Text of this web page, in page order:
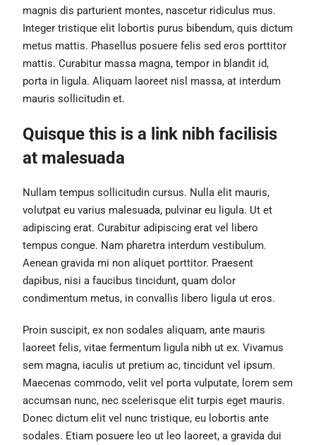
magnis dis parturient montes, nascetur ridiculus mus.
Integer tristique elit lobortis purus bibendum, quis dictum
metus mattis. Phasellus posuere felis sed eros porttitor
mattis. Curabitur massa magna, tempor in blandit id,
porta in ligula. Aliquam laoreet nisl massa, at interdum
mauris sollicitudin et.
Quisque this is a link nibh facilisis
at malesuada
Nullam tempus sollicitudin cursus. Nulla elit mauris,
volutpat eu varius malesuada, pulvinar eu ligula. Ut et
adipiscing erat. Curabitur adipiscing erat vel libero
tempus congue. Nam pharetra interdum vestibulum.
Aenean gravida mi non aliquet porttitor. Praesent
dapibus, nisi a faucibus tincidunt, quam dolor
condimentum metus, in convallis libero ligula ut eros.
Proin suscipit, ex non sodales aliquam, ante mauris
laoreet felis, vitae fermentum ligula nibh ut ex. Vivamus
sem magna, iaculis ut pretium ac, tincidunt vel ipsum.
Maecenas commodo, velit vel porta vulputate, lorem sem
accumsan nunc, nec scelerisque elit turpis eget mauris.
Donec dictum elit vel nunc tristique, eu lobortis ante
sodales. Etiam posuere leo ut leo laoreet, a gravida dui